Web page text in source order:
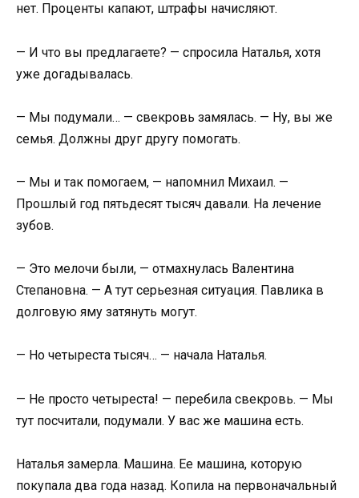
нет. Проценты капают, штрафы начисляют.
— И что вы предлагаете? — спросила Наталья, хотя
уже догадывалась.
— Мы подумали… — свекровь замялась. — Ну, вы же
семья. Должны друг другу помогать.
— Мы и так помогаем, — напомнил Михаил. —
Прошлый год пятьдесят тысяч давали. На лечение
зубов.
— Это мелочи были, — отмахнулась Валентина
Степановна. — А тут серьезная ситуация. Павлика в
долговую яму затянуть могут.
— Но четыреста тысяч… — начала Наталья.
— Не просто четыреста! — перебила свекровь. — Мы
тут посчитали, подумали. У вас же машина есть.
Наталья замерла. Машина. Ее машина, которую
покупала два года назад. Копила на первоначальный